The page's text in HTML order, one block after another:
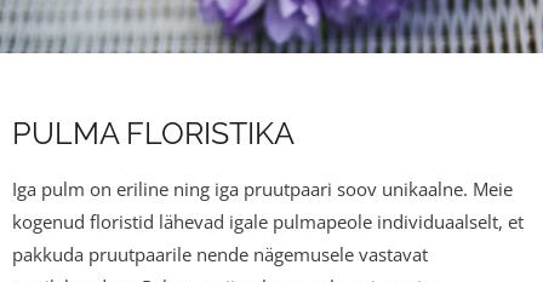
PULMA FLORISTIKA
Iga pulm on eriline ning iga pruutpaari soov unikaalne. Meie
kogenud floristid lähevad igale pulmapeole individuaalselt, et
pakkuda pruutpaarile nende nägemusele vastavat